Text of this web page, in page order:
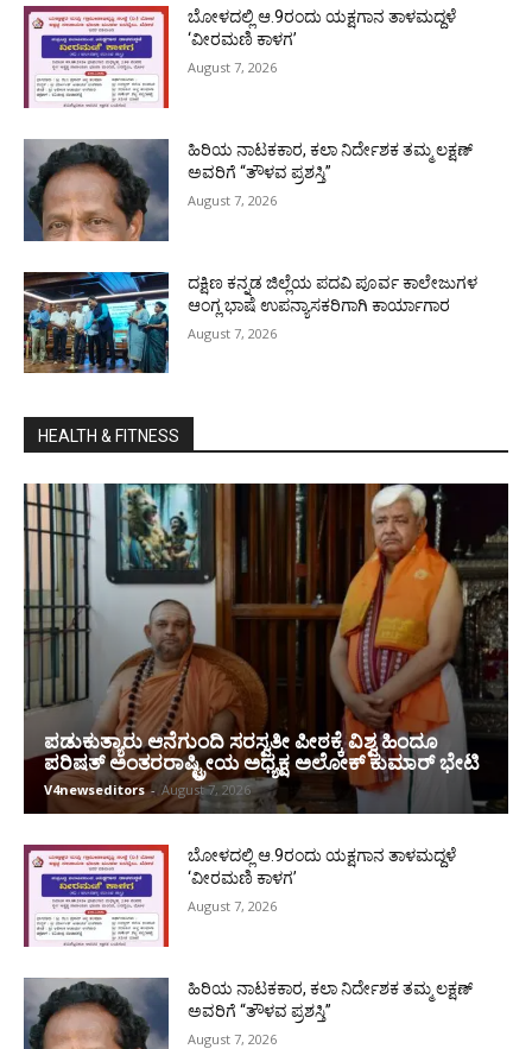
ಬೋಳದಲ್ಲಿ ಆ.9ರಂದು ಯಕ್ಷಗಾನ ತಾಳಮದ್ದಳೆ
‘ವೀರಮಣಿ ಕಾಳಗ’
August 7, 2026
ಹಿರಿಯ ನಾಟಕಕಾರ, ಕಲಾ ನಿರ್ದೇಶಕ ತಮ್ಮ ಲಕ್ಷಣ್
ಅವರಿಗೆ “ತೌಳವ ಪ್ರಶಸ್ತಿ”
August 7, 2026
ದಕ್ಷಿಣ ಕನ್ನಡ ಜಿಲ್ಲೆಯ ಪದವಿ ಪೂರ್ವ ಕಾಲೇಜುಗಳ
ಆಂಗ್ಲ ಭಾಷೆ ಉಪನ್ಯಾಸಕರಿಗಾಗಿ ಕಾರ್ಯಾಗಾರ
August 7, 2026
HEALTH & FITNESS
ಪಡುಕುತ್ಯಾರು ಆನೆಗುಂದಿ ಸರಸ್ವತೀ ಪೀಠಕ್ಕೆ ವಿಶ್ವ ಹಿಂದೂ
ಪರಿಷತ್ ಅಂತರರಾಷ್ಟ್ರೀಯ ಅಧ್ಯಕ್ಷ ಅಲೋಕ್ ಕುಮಾರ್ ಭೇಟಿ
V4newseditors - August 7, 2026
ಬೋಳದಲ್ಲಿ ಆ.9ರಂದು ಯಕ್ಷಗಾನ ತಾಳಮದ್ದಳೆ
‘ವೀರಮಣಿ ಕಾಳಗ’
August 7, 2026
ಹಿರಿಯ ನಾಟಕಕಾರ, ಕಲಾ ನಿರ್ದೇಶಕ ತಮ್ಮ ಲಕ್ಷಣ್
ಅವರಿಗೆ “ತೌಳವ ಪ್ರಶಸ್ತಿ”
August 7, 2026